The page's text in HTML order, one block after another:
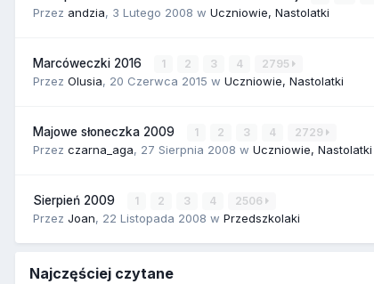
Przez andzia, 3 Lutego 2008 w Uczniowie, Nastolatki
Marcóweczki 2016 1 2 3 4 2795
Przez Olusia, 20 Czerwca 2015 w Uczniowie, Nastolatki
Majowe słoneczka 2009 1 2 3 4 2729
Przez czarna_aga, 27 Sierpnia 2008 w Uczniowie, Nastolatki
Sierpień 2009 1 2 3 4 2506
Przez Joan, 22 Listopada 2008 w Przedszkolaki
Najczęściej czytane